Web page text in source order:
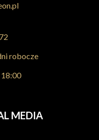
robocze
MEDIA